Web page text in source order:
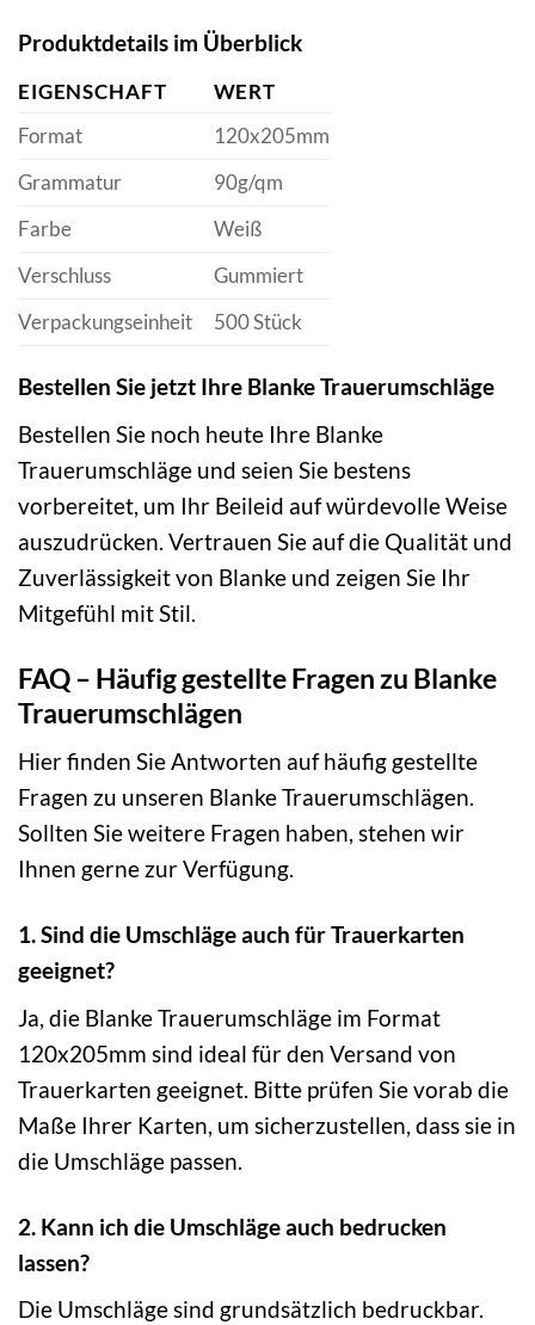
Produktdetails im Überblick
EIGENSCHAFT
WERT
Format
120x205mm
Grammatur
90g/qm
Farbe
Weiß
Verschluss
Gummiert
Verpackungseinheit
500 Stück
Bestellen Sie jetzt Ihre Blanke Trauerumschläge
Bestellen Sie noch heute Ihre Blanke
Trauerumschläge und seien Sie bestens
vorbereitet, um Ihr Beileid auf würdevolle Weise
auszudrücken. Vertrauen Sie auf die Qualität und
Zuverlässigkeit von Blanke und zeigen Sie Ihr
Mitgefühl mit Stil.
FAQ – Häufig gestellte Fragen zu Blanke
Trauerumschlägen
Hier finden Sie Antworten auf häufig gestellte
Fragen zu unseren Blanke Trauerumschlägen.
Sollten Sie weitere Fragen haben, stehen wir
Ihnen gerne zur Verfügung.
1. Sind die Umschläge auch für Trauerkarten
geeignet?
Ja, die Blanke Trauerumschläge im Format
120x205mm sind ideal für den Versand von
Trauerkarten geeignet. Bitte prüfen Sie vorab die
Maße Ihrer Karten, um sicherzustellen, dass sie in
die Umschläge passen.
2. Kann ich die Umschläge auch bedrucken
lassen?
Die Umschläge sind grundsätzlich bedruckbar.